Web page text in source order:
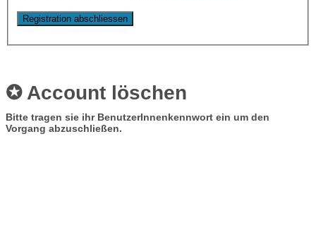
✪ Account löschen
Bitte tragen sie ihr BenutzerInnenkennwort ein um den
Vorgang abzuschließen.